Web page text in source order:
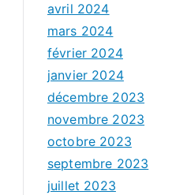
avril 2024
mars 2024
février 2024
janvier 2024
décembre 2023
novembre 2023
octobre 2023
septembre 2023
juillet 2023